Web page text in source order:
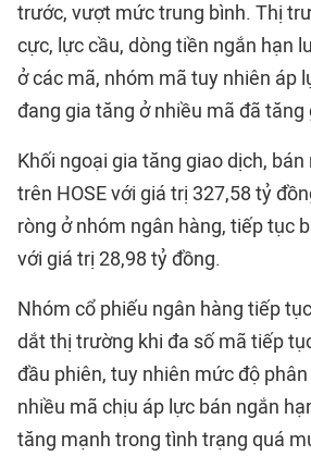
trước, vượt mức trung bình. Thị
cực, lực cầu, dòng tiền ngắn hạn
ở các mã, nhóm mã tuy nhiên áp
đang gia tăng ở nhiều mã đã tăng
Khối ngoại gia tăng giao dịch,
trên HOSE với giá trị 327,58 tỷ
ròng ở nhóm ngân hàng, tiếp tục
với giá trị 28,98 tỷ đồng.
Nhóm cổ phiếu ngân hàng tiếp
dắt thị trường khi đa số mã tiếp
đầu phiên, tuy nhiên mức độ
nhiều mã chịu áp lực bán ngắn
tăng mạnh trong tình trạng quá